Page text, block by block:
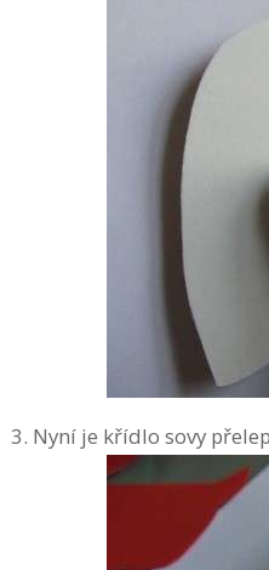
Nyní je křídlo sovy